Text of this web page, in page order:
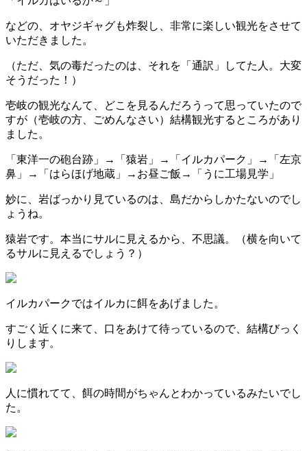
などの、オヤジギャグも炸裂し、非常に楽しい観光をさせて
いただきました。
（ただ、気の毒だったのは、それを「通訳」してた人。大変
そうだった！）
壱岐の観光なんて、どこを見るんだろうって思っていたので
すが（壱岐の方、ごめんなさい）結構観光するところがあり
ました。
「東洋一の砲台跡」→「猿岩」→「イルカパーク」→「左京
鼻」→「はらほげ地蔵」→お昼ご飯→「うに工場見学」
妙に、岩ばっかり見ているのは、島だからしかたないのでし
ょうね。
猿岩です。本当にサルに見えるから、不思議。（横を向いて
るサルに見えるでしょう？）
イルカパークではイルカに餌をあげました。
すごく近くに来て、口をあけて待っているので、結構びっく
りします。
人に慣れてて、餌の時間がちゃんとわかっているみたいでし
た。